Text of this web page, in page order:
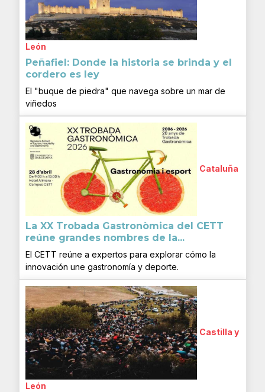
León
Peñafiel: Donde la historia se brinda y el
cordero es ley
El "buque de piedra" que navega sobre un mar de
viñedos
Cataluña
La XX Trobada Gastronòmica del CETT
reúne grandes nombres de la...
El CETT reúne a expertos para explorar cómo la
innovación une gastronomía y deporte.
Castilla y
León